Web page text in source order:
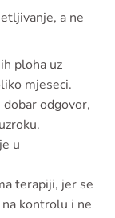
a ne
ploha uz
mjeseci.
odgovor,
u
terapiji, jer se
kontrolu i ne